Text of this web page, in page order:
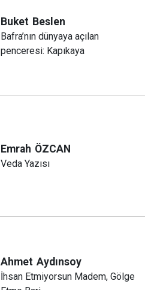
Buket Beslen
Bafra’nın dünyaya açılan
penceresi: Kapıkaya
Emrah ÖZCAN
Veda Yazısı
Ahmet Aydınsoy
İhsan Etmiyorsun Madem, Gölge